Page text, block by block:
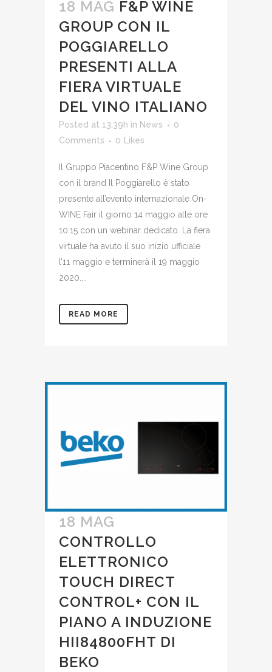
18 MAG F&P WINE
GROUP CON IL
POGGIARELLO
PRESENTI ALLA
FIERA VIRTUALE
DEL VINO ITALIANO
Posted at 13:39h in News
0
Comments
0 Likes
Il Gruppo Piacentino F&P Wine Group
con il brand Il Poggiarello è stato
presente all’evento internazionale On-
WINE Fair il giorno 14 maggio alle ore
10:15 con un webinar dedicato. La fiera
virtuale ha avuto il suo inizio ufficiale
l’11 maggio e terminerà il 19 maggio
2020....
READ MORE
18 MAG
CONTROLLO
ELETTRONICO
TOUCH DIRECT
CONTROL+ CON IL
PIANO A INDUZIONE
HII84800FHT DI
BEKO